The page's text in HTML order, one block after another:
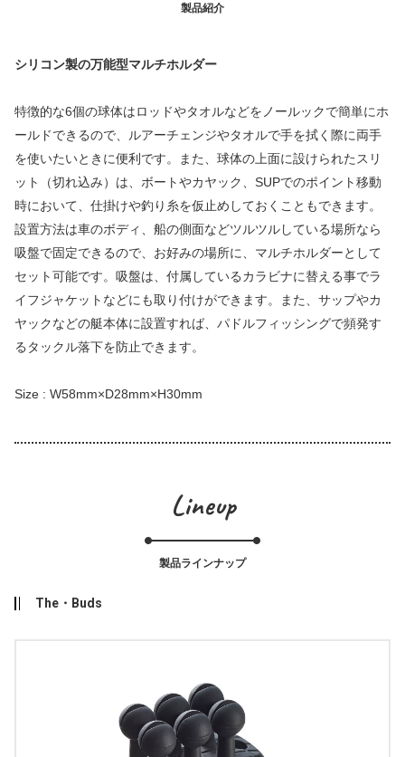
製品紹介
シリコン製の万能型マルチホルダー
特徴的な6個の球体はロッドやタオルなどをノールックで簡単にホ
ールドできるので、ルアーチェンジやタオルで手を拭く際に両手
を使いたいときに便利です。また、球体の上面に設けられたスリ
ット（切れ込み）は、ボートやカヤック、SUPでのポイント移動
時において、仕掛けや釣り糸を仮止めしておくこともできます。
設置方法は車のボディ、船の側面などツルツルしている場所なら
吸盤で固定できるので、お好みの場所に、マルチホルダーとして
セット可能です。吸盤は、付属しているカラビナに替える事でラ
イフジャケットなどにも取り付けができます。また、サップやカ
ヤックなどの艇本体に設置すれば、パドルフィッシングで頻発す
るタックル落下を防止できます。
Size : W58mm×D28mm×H30mm
Lineup
製品ラインナップ
The・Buds